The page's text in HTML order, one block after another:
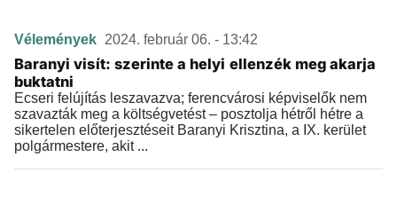
Vélemények 2024. február 06. - 13:42
Baranyi visít: szerinte a helyi ellenzék meg akarja
buktatni
Ecseri felújítás leszavazva; ferencvárosi képviselők nem
szavazták meg a költségvetést – posztolja hétről hétre a
sikertelen előterjesztéseit Baranyi Krisztina, a IX. kerület
polgármestere, akit ...